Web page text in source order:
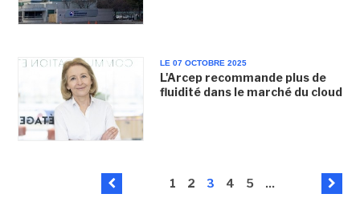
LE 07 OCTOBRE 2025
L'Arcep recommande plus de
fluidité dans le marché du cloud
1 2 3 4 5 ...